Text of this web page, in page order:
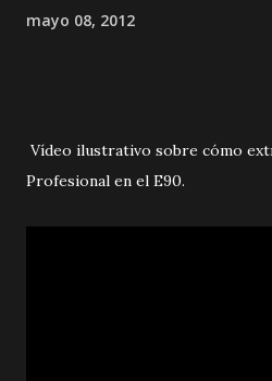
mayo 08, 2012
Vídeo ilustrativo sobre cómo
Profesional en el E90.